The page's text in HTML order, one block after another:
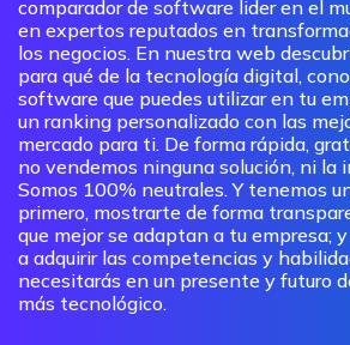
comparador de software lider en el
en expertos reputados en
los negocios. En nuestra web
para qué de la tecnología digital,
software que puedes utilizar en tu
un ranking personalizado con las
mercado para ti. De forma rápida,
no vendemos ninguna solución, ni la
Somos 100% neutrales. Y tenemos
primero, mostrarte de forma
que mejor se adaptan a tu empresa;
a adquirir las competencias y
necesitarás en un presente y futuro
más tecnológico.